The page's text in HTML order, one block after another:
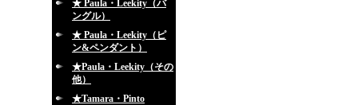
★ Paula・Leekity（バ
ングル）
★ Paula・Leekity（ピ
ン&ペンダント）
★Paula・Leekity（その
他）
★Tamara・Pinto